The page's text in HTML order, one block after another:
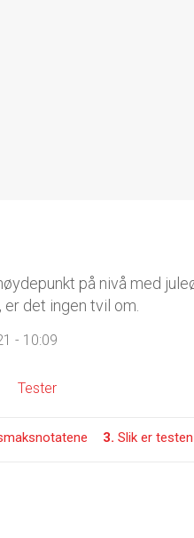
på nivå med
det ingen tvil om.
- 10:09
Tester
3. Slik er